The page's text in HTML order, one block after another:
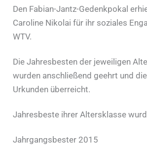
Den Fabian-Jantz-Gedenkpokal
Caroline Nikolai für ihr soziales
WTV.
Die Jahresbesten der jeweiligen
wurden anschließend geehrt und
Urkunden überreicht.
Jahresbeste ihrer Altersklasse
Jahrgangsbester 2015